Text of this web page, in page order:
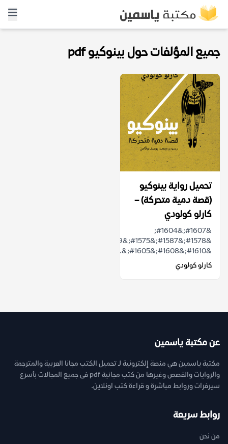
جميع المؤلفات حول بينوكيو pdf
تحميل رواية بينوكيو
(قصة دمية متحركة) –
كارلو كولودي
&#1607;&#1604;
&#1610;&#1608;&#1605;&...
كارلو كولودي
عن مكتبة ياسمين
مكتبة ياسمين هي منصة إلكترونية لـ تحميل الكتب مجانا العربية والمترجمة
والروايات والقصص وغيرها من كتب مجانية pdf فى جميع المجالات بأسرع
سيرفرات وروابط مباشرة و قراءة كتب اونلاين.
روابط سريعة
من نحن